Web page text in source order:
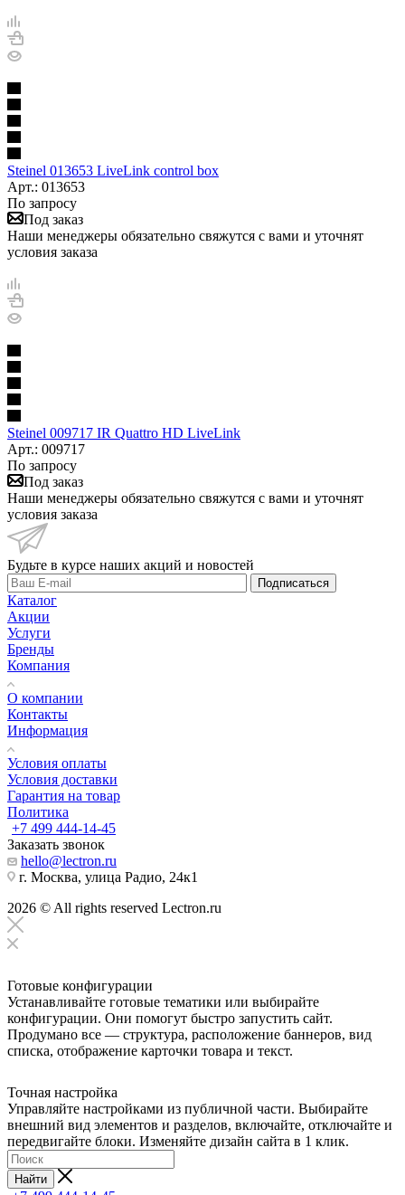
Steinel 013653 LiveLink control box
Арт.: 013653
По запросу
Под заказ
Наши менеджеры обязательно свяжутся с вами и уточнят
условия заказа
Steinel 009717 IR Quattro HD LiveLink
Арт.: 009717
По запросу
Под заказ
Наши менеджеры обязательно свяжутся с вами и уточнят
условия заказа
Будьте в курсе наших акций и новостей
Подписаться
Каталог
Акции
Услуги
Бренды
Компания
О компании
Контакты
Информация
Условия оплаты
Условия доставки
Гарантия на товар
Политика
+7 499 444-14-45
Заказать звонок
hello@lectron.ru
г. Москва, улица Радио, 24к1
2026 © All rights reserved Lectron.ru
Готовые конфигурации
Устанавливайте готовые тематики или выбирайте
конфигурации. Они помогут быстро запустить сайт.
Продумано все — структура, расположение баннеров, вид
списка, отображение карточки товара и текст.
Точная настройка
Управляйте настройками из публичной части. Выбирайте
внешний вид элементов и разделов, включайте, отключайте и
передвигайте блоки. Изменяйте дизайн сайта в 1 клик.
Найти